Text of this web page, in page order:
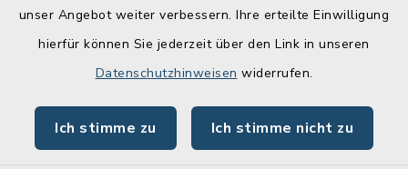
unser Angebot weiter verbessern. Ihre erteilte Einwilligung
hierfür können Sie jederzeit über den Link in unseren
Datenschutzhinweisen widerrufen.
Ich stimme zu Ich stimme nicht zu
Quicklinks
Lebenslagen
Online-Service